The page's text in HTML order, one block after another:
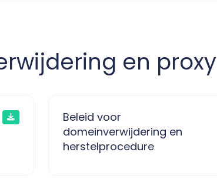
en proxy
Beleid voor
domeinverwijdering en
herstelprocedure